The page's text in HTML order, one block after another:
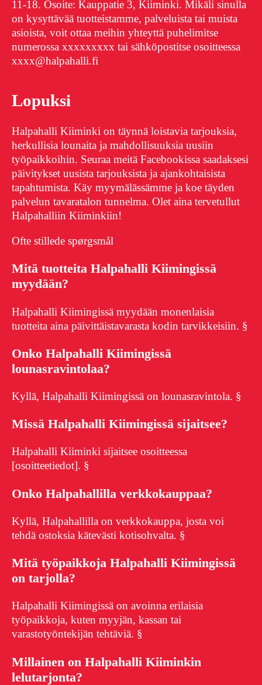
11-18. Osoite: Kauppatie 3, Kiiminki. Mikäli sinulla
on kysyttävää tuotteistamme, palveluista tai muista
asioista, voit ottaa meihin yhteyttä puhelimitse
numerossa xxxxxxxxx tai sähköpostitse osoitteessa
xxxx@halpahalli.fi
Lopuksi
Halpahalli Kiiminki on täynnä loistavia tarjouksia,
herkullisia lounaita ja mahdollisuuksia uusiin
työpaikkoihin. Seuraa meitä Facebookissa saadaksesi
päivitykset uusista tarjouksista ja ajankohtaisista
tapahtumista. Käy myymälässämme ja koe täyden
palvelun tavaratalon tunnelma. Olet aina tervetullut
Halpahalliin Kiiminkiin!
Ofte stillede spørgsmål
Mitä tuotteita Halpahalli Kiimingissä
myydään?
Halpahalli Kiimingissä myydään monenlaisia
tuotteita aina päivittäistavarasta kodin tarvikkeisiin. §
Onko Halpahalli Kiimingissä
lounasravintolaa?
Kyllä, Halpahalli Kiimingissä on lounasravintola. §
Missä Halpahalli Kiimingissä sijaitsee?
Halpahalli Kiiminki sijaitsee osoitteessa
[osoitteetiedot]. §
Onko Halpahallilla verkkokauppaa?
Kyllä, Halpahallilla on verkkokauppa, josta voi
tehdä ostoksia kätevästi kotisohvalta. §
Mitä työpaikkoja Halpahalli Kiimingissä
on tarjolla?
Halpahalli Kiimingissä on avoinna erilaisia
työpaikkoja, kuten myyjän, kassan tai
varastotyöntekijän tehtäviä. §
Millainen on Halpahalli Kiiminkin
lelutarjonta?